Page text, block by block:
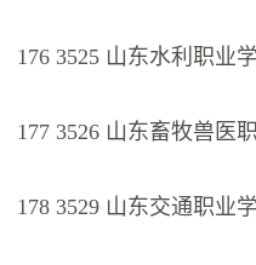
176 3525 山东水利职业
177 3526 山东畜牧兽医
178 3529 山东交通职业